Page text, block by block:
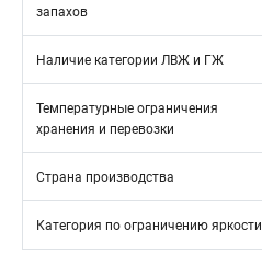
запахов
Наличие категории ЛВЖ и ГЖ
Температурные ограничения
хранения и перевозки
Страна производства
Категория по ограничению яркости